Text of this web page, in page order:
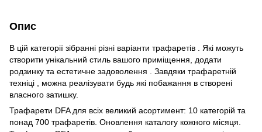
Опис
В цій категорії зібранні різні варіанти трафаретів . Які можуть
створити унікальний стиль вашого приміщення, додати
родзинку та естетичне задоволення . Завдяки трафаретній
техніці , можна реалізувати будь які побажання в створені
власного затишку.
Трафарети DFA для всіх великий асортимент: 10 категорій та
понад 700 трафаретів. Оновлення каталогу кожного місяця.